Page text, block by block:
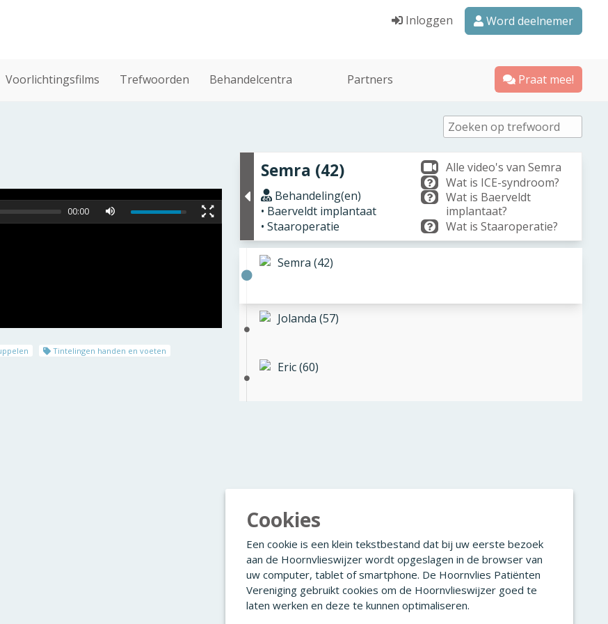
Inloggen Word deelnemer
Voorlichtingsfilms Trefwoorden Behandelcentra Partners Praat mee!
00:00
Tintelingen handen en voeten
Semra (42)
Behandeling(en)
• Baerveldt implantaat
• Staaroperatie
Alle video's van Semra
Wat is ICE-syndroom?
Wat is Baerveldt
implantaat?
Wat is Staaroperatie?
Semra (42)
Jolanda (57)
Eric (60)
Cookies
Een cookie is een klein tekstbestand dat bij uw eerste bezoek
aan de Hoornvlieswijzer wordt opgeslagen in de browser van
uw computer, tablet of smartphone. De Hoornvlies Patiënten
Vereniging gebruikt cookies om de Hoornvlieswijzer goed te
laten werken en deze te kunnen optimaliseren.